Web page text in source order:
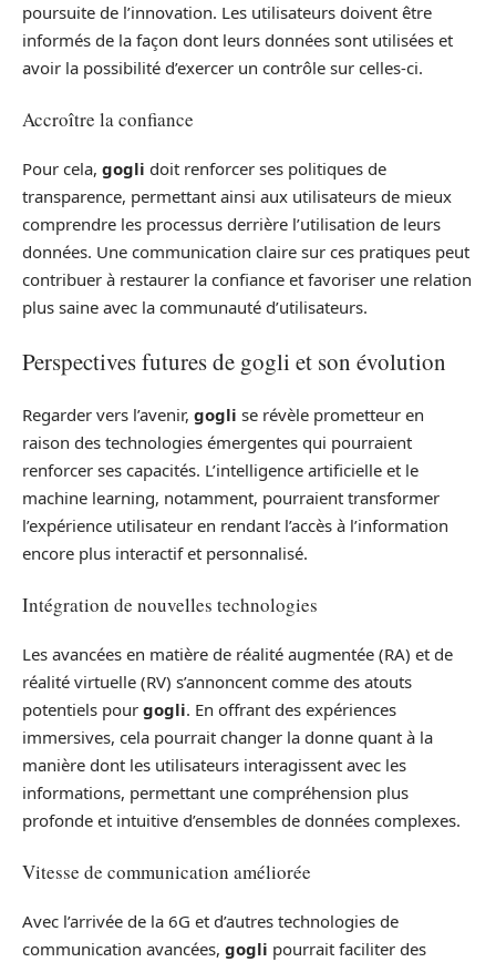
poursuite de l’innovation. Les utilisateurs doivent être
informés de la façon dont leurs données sont utilisées et
avoir la possibilité d’exercer un contrôle sur celles-ci.
Accroître la confiance
Pour cela, gogli doit renforcer ses politiques de
transparence, permettant ainsi aux utilisateurs de mieux
comprendre les processus derrière l’utilisation de leurs
données. Une communication claire sur ces pratiques peut
contribuer à restaurer la confiance et favoriser une relation
plus saine avec la communauté d’utilisateurs.
Perspectives futures de gogli et son évolution
Regarder vers l’avenir, gogli se révèle prometteur en
raison des technologies émergentes qui pourraient
renforcer ses capacités. L’intelligence artificielle et le
machine learning, notamment, pourraient transformer
l’expérience utilisateur en rendant l’accès à l’information
encore plus interactif et personnalisé.
Intégration de nouvelles technologies
Les avancées en matière de réalité augmentée (RA) et de
réalité virtuelle (RV) s’annoncent comme des atouts
potentiels pour gogli. En offrant des expériences
immersives, cela pourrait changer la donne quant à la
manière dont les utilisateurs interagissent avec les
informations, permettant une compréhension plus
profonde et intuitive d’ensembles de données complexes.
Vitesse de communication améliorée
Avec l’arrivée de la 6G et d’autres technologies de
communication avancées, gogli pourrait faciliter des